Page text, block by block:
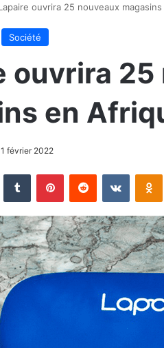
ouvrira 25 nouveaux
Société
ouvrira
en
février 2022
Tumblr PinterestReddit